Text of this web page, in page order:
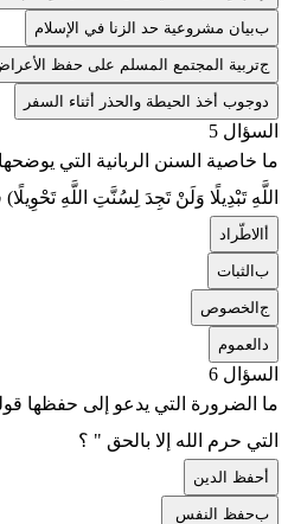
ببيان مشروعية حد الزنا في الإسلام
جتربية المجتمع المسلم على حفظ الأعراض
وجوب أخذ الحيطة والحذر أثناء السفر
السؤال 5
ما خاصية السنن الربانية التي
اللَّهِ تَبْدِيلًا وَلَنْ تَجِدَ لِسُنَّتِ اللَّهِ تَحْوِيلًا)
الاطّراد
بالثبات
جالخصوص
العموم
السؤال 6
ما الضرورة التي يدعو إلى حفظها
التي حرم الله إلا بالحق " ؟
حفظ الدين
بحفظ النفس